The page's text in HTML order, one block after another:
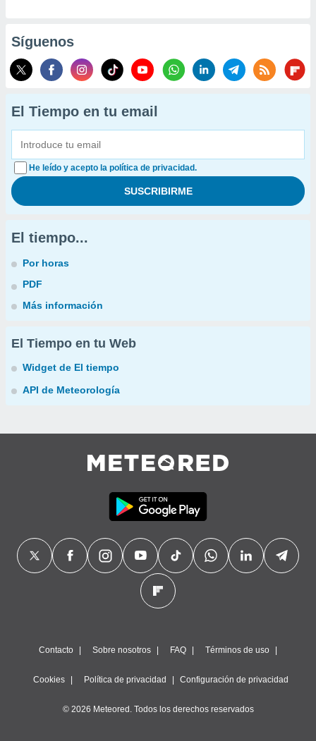
Síguenos
El Tiempo en tu email
He leído y acepto la política de privacidad.
El tiempo...
Por horas
PDF
Más información
El Tiempo en tu Web
Widget de El tiempo
API de Meteorología
Contacto Sobre nosotros FAQ Términos de uso
Cookies Política de privacidad Configuración de privacidad
© 2026 Meteored. Todos los derechos reservados